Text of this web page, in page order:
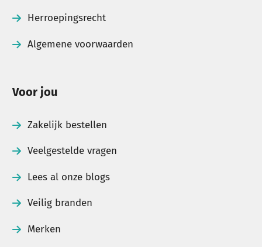
Herroepingsrecht
Algemene voorwaarden
Voor jou
Zakelijk bestellen
Veelgestelde vragen
Lees al onze blogs
Veilig branden
Merken